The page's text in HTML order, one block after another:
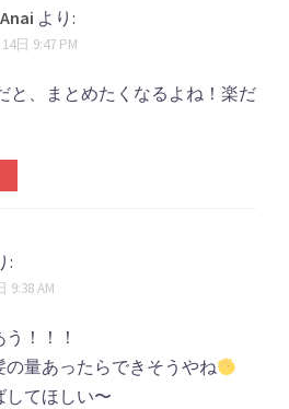
より:
日 9:47 PM
と、まとめたくなるよね！楽だ
:
9:38 AM
！！！
の量あったらできそうやね
してほしい〜